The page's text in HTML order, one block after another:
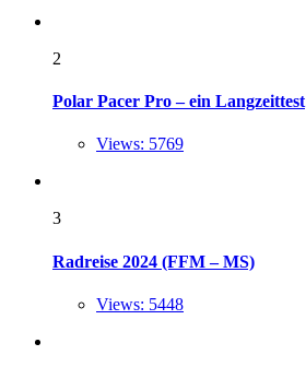
2
Polar Pacer Pro – ein Langzeittest
Views: 5769
3
Radreise 2024 (FFM – MS)
Views: 5448